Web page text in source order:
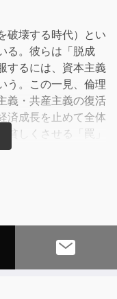
破壊する時代）とい
る。彼らは「脱成
するには、資本主義
う。この一見、倫理
義・共産主義の復活
済成長を止めて全体
しくさせる「罠」
うが環境破壊を生む
経済成長とともに大
と調和した素晴ら
ってきた歴史、自由